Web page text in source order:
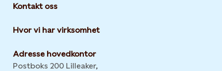
Kontakt oss
Hvor vi har virksomhet
Adresse hovedkontor
Postboks 200 Lilleaker,